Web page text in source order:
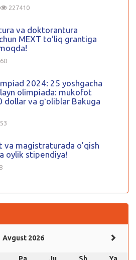
227410
va doktorantura
MEXT toʻliq grantiga
2024: 25 yoshgacha
olimpiada: mukofot
dollar va gʻoliblar Bakuga
va magistraturada o’qish
oylik stipendiya!
Avgust 2026